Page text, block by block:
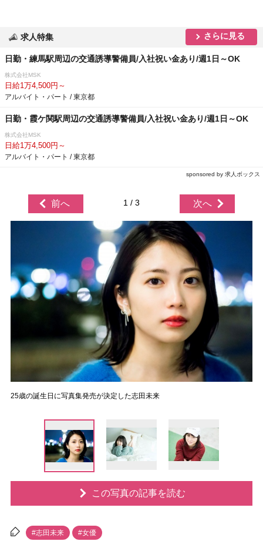
求人特集 さらに見る
日勤・練馬駅周辺の交通誘導警備員/入社祝い金あり/週1日～OK
株式会社MSK
日給1万4,500円～
アルバイト・パート / 東京都
日勤・霞ケ関駅周辺の交通誘導警備員/入社祝い金あり/週1日～OK
株式会社MSK
日給1万4,500円～
アルバイト・パート / 東京都
sponsored by 求人ボックス
前へ 1 / 3 次へ
25歳の誕生日に写真集発売が決定した志田未来
この写真の記事を読む
#志田未来 #女優